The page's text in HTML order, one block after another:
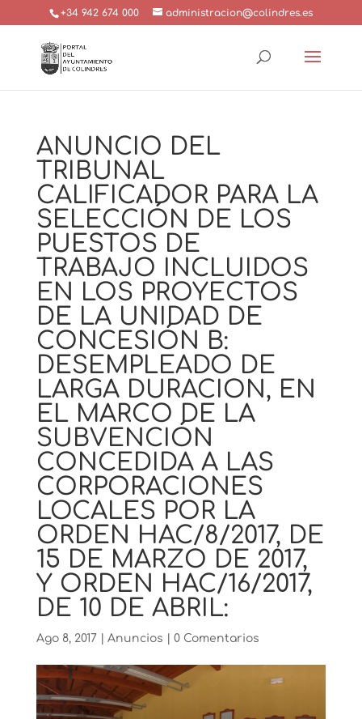
+34 942 674 000 administracion@colindres.es
ANUNCIO DEL
TRIBUNAL
CALIFICADOR PARA LA
SELECCIÓN DE LOS
PUESTOS DE
TRABAJO INCLUIDOS
EN LOS PROYECTOS
DE LA UNIDAD DE
CONCESIÓN B:
DESEMPLEADO DE
LARGA DURACION, EN
EL MARCO DE LA
SUBVENCIÓN
CONCEDIDA A LAS
CORPORACIONES
LOCALES POR LA
ORDEN HAC/8/2017, DE
15 DE MARZO DE 2017,
Y ORDEN HAC/16/2017,
DE 10 DE ABRIL:
Ago 8, 2017 Anuncios 0 Comentarios